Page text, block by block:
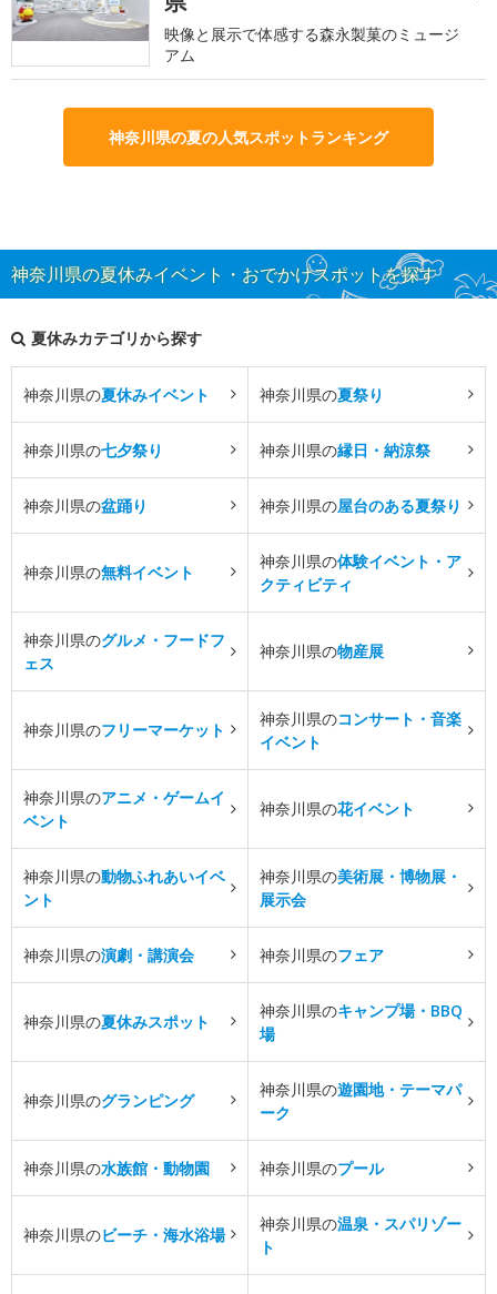
映像と展示で体感する森永製菓のミュージ
アム
神奈川県の夏の人気スポットランキング
神奈川県の夏休みイベント・おでかけスポットを探す
夏休みカテゴリから探す
神奈川県の夏休みイベント 神奈川県の夏祭り
神奈川県の七夕祭り 神奈川県の縁日・納涼祭
神奈川県の盆踊り 神奈川県の屋台のある夏祭り
神奈川県の無料イベント
神奈川県の体験イベント・ア
クティビティ
神奈川県のグルメ・フードフ
ェス
神奈川県の物産展
神奈川県のフリーマーケット
神奈川県のコンサート・音楽
イベント
神奈川県のアニメ・ゲームイ
ベント
神奈川県の花イベント
神奈川県の動物ふれあいイベ
ント
神奈川県の美術展・博物展・
展示会
神奈川県の演劇・講演会 神奈川県のフェア
神奈川県の夏休みスポット
神奈川県のキャンプ場・BBQ
場
神奈川県のグランピング
神奈川県の遊園地・テーマパ
ーク
神奈川県の水族館・動物園 神奈川県のプール
神奈川県のビーチ・海水浴場
神奈川県の温泉・スパリゾー
ト